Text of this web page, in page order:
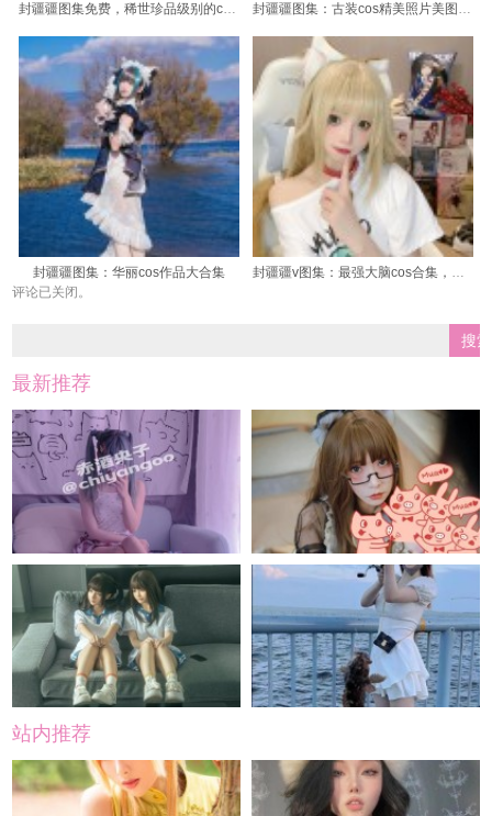
封疆疆图集免费，稀世珍品级别的cos图包，完美分享给每一个爱好者。 封疆疆图集：古装cos精美照片美图欣赏
封疆疆图集：华丽cos作品大合集
评论已关闭。
最新推荐
站内推荐